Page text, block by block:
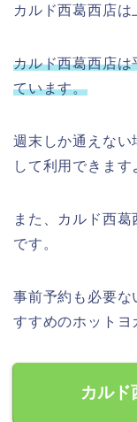
カルド西葛西店は
カルド西葛西店
ています。
週末しか通えない
して利用できます
また、カルド西
です。
事前予約も必要な
すすめのホットヨ
カルド